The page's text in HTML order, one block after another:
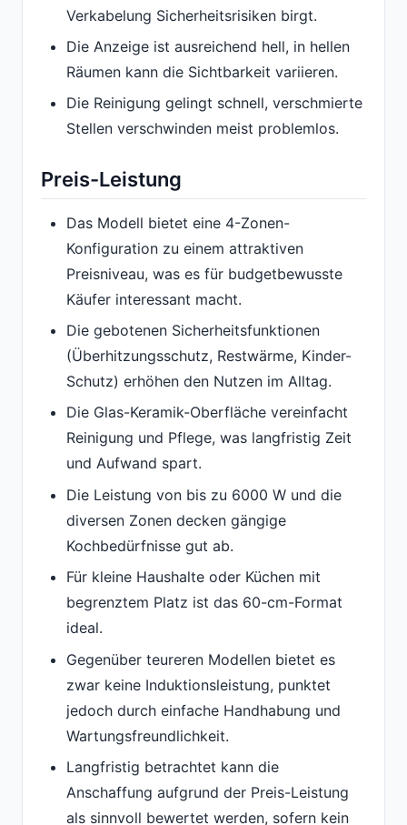
Verkabelung Sicherheitsrisiken birgt.
Die Anzeige ist ausreichend hell, in hellen
Räumen kann die Sichtbarkeit variieren.
Die Reinigung gelingt schnell, verschmierte
Stellen verschwinden meist problemlos.
Preis-Leistung
Das Modell bietet eine 4-Zonen-
Konfiguration zu einem attraktiven
Preisniveau, was es für budgetbewusste
Käufer interessant macht.
Die gebotenen Sicherheitsfunktionen
(Überhitzungsschutz, Restwärme, Kinder-
Schutz) erhöhen den Nutzen im Alltag.
Die Glas-Keramik-Oberfläche vereinfacht
Reinigung und Pflege, was langfristig Zeit
und Aufwand spart.
Die Leistung von bis zu 6000 W und die
diversen Zonen decken gängige
Kochbedürfnisse gut ab.
Für kleine Haushalte oder Küchen mit
begrenztem Platz ist das 60-cm-Format
ideal.
Gegenüber teureren Modellen bietet es
zwar keine Induktionsleistung, punktet
jedoch durch einfache Handhabung und
Wartungsfreundlichkeit.
Langfristig betrachtet kann die
Anschaffung aufgrund der Preis-Leistung
als sinnvoll bewertet werden, sofern kein